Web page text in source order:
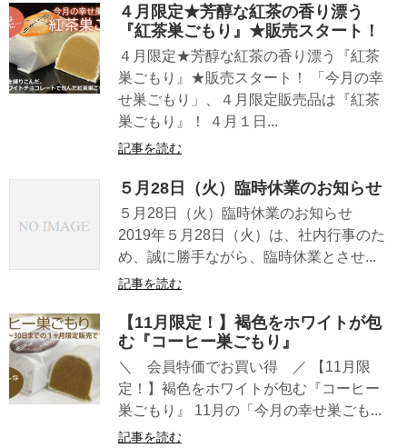
４月限定★芳醇な紅茶の香り漂う
『紅茶巣ごもり』★販売スタート！
４月限定★芳醇な紅茶の香り漂う『紅茶
巣ごもり』★販売スタート！ 「今月の幸
せ巣ごもり」、４月限定販売品は『紅茶
巣ごもり』！ ４月１日...
記事を読む
５月28日（火）臨時休業のお知らせ
５月28日（火）臨時休業のお知らせ
2019年５月28日（火）は、社内行事のた
め、誠に勝手ながら、臨時休業とさせ...
記事を読む
【11月限定！】褐色をホワイトが包
む『コーヒー巣ごもり』
＼ 会員特価でお買い得 ／ 【11月限
定！】褐色をホワイトが包む『コーヒー
巣ごもり』 11月の「今月の幸せ巣ごも...
記事を読む